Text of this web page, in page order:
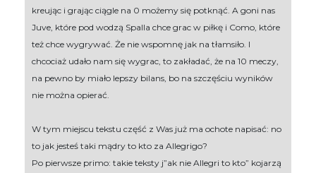
kreując i grając ciągle na 0 możemy się potknąć. A goni nas
Juve, które pod wodzą Spalla chce grac w piłkę i Como, które
też chce wygrywać. Że nie wspomnę jak na tłamsiło. I
chcociaż udało nam się wygrac, to zakładać, że na 10 meczy,
na pewno by miało lepszy bilans, bo na szczęściu wyników
nie można opierać.
W tym miejscu tekstu część z Was już ma ochote napisać: no
to jak jesteś taki mądry to kto za Allegrigo?
Po pierwsze primo: takie teksty j”ak nie Allegri to kto” kojarzą